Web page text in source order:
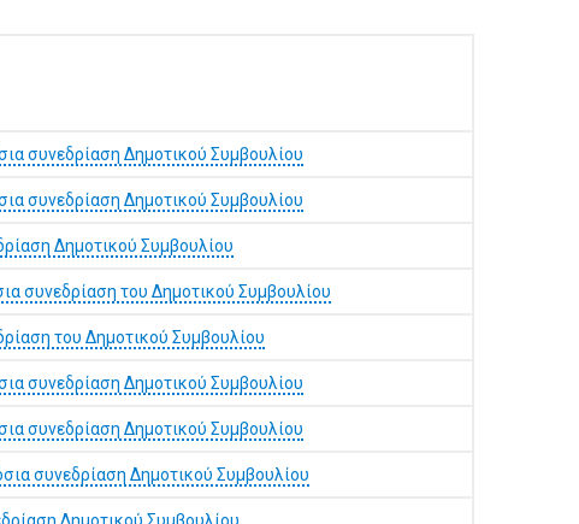
συνεδρίαση Δημοτικού Συμβουλίου
συνεδρίαση Δημοτικού Συμβουλίου
Δημοτικού Συμβουλίου
συνεδρίαση του Δημοτικού Συμβουλίου
του Δημοτικού Συμβουλίου
συνεδρίαση Δημοτικού Συμβουλίου
συνεδρίαση Δημοτικού Συμβουλίου
συνεδρίαση Δημοτικού Συμβουλίου